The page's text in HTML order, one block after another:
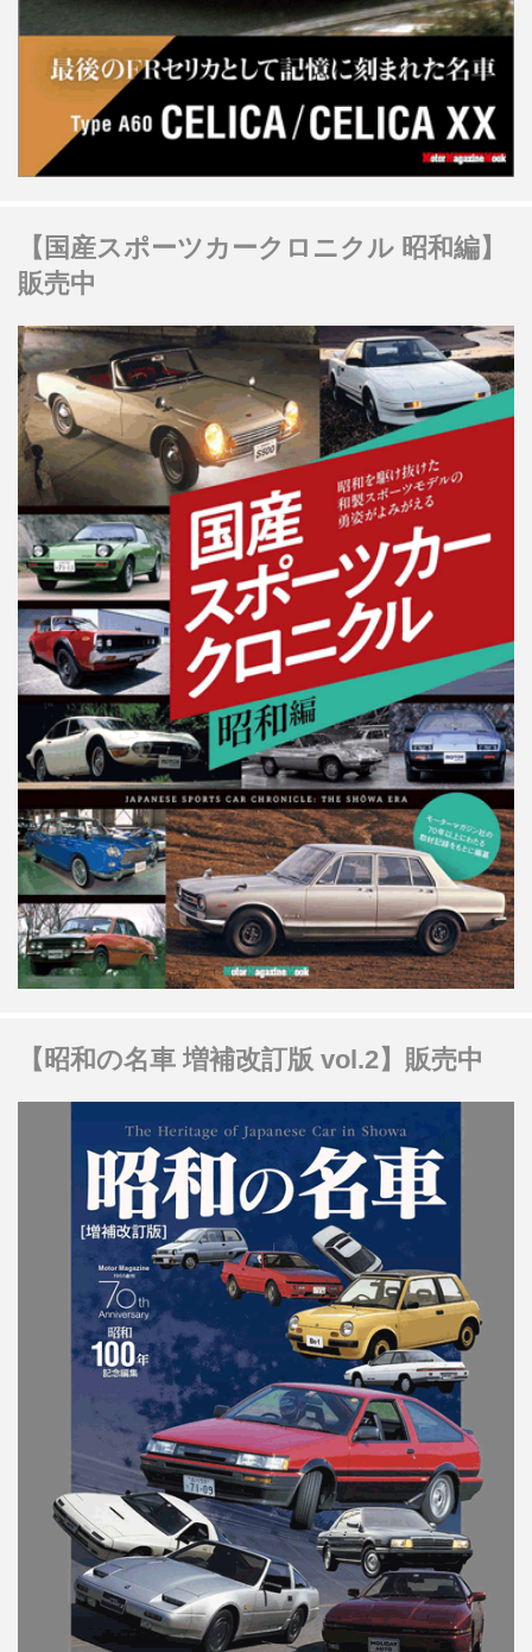
【国産スポーツカークロニクル 昭和編】
販売中
【昭和の名車 増補改訂版 vol.2】販売中